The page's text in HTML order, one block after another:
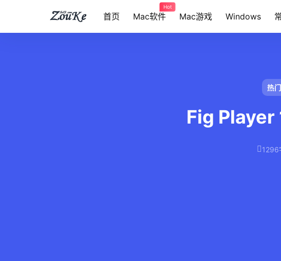
首页 Mac软件
Hot
Mac游戏 Windows
热门
Fig Player
1296